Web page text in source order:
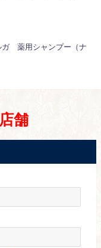
薬用シャンプー（ナ
舗